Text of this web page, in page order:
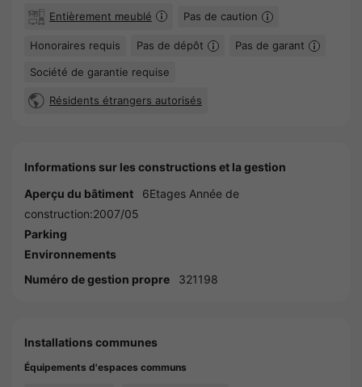
Entièrement meublé Pas de caution
Honoraires requis Pas de dépôt Pas de garant
Société de garantie requise
Résidents étrangers autorisés
Informations sur les constructions et la gestion
Aperçu du bâtiment
6Etages Année de
construction:2007/05
Parking
Environnements
Numéro de gestion propre
321198
Installations communes
Équipements d'espaces communs